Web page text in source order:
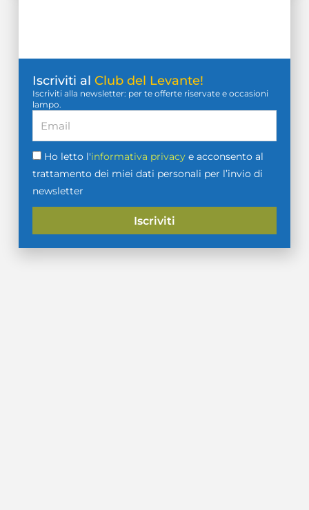
Iscriviti al Club del Levante!
Iscriviti alla newsletter: per te offerte riservate e occasioni
lampo.
Ho letto l'informativa privacye acconsento al
trattamento dei miei dati personali per l’invio di
newsletter
Iscriviti